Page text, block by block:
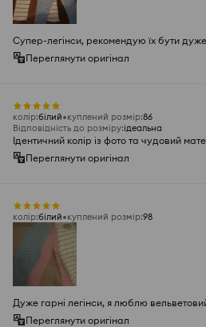
Супер-легінси, рекомендую їх бути
Переглянути оригінал
колір:білий куплений розмір:86
Відповідність до розміру:ідеальна
Ідентичний колір із фото та чудовий
Переглянути оригінал
колір:білий куплений розмір:98
Дуже гарні легінси, я люблю
Переглянути оригінал